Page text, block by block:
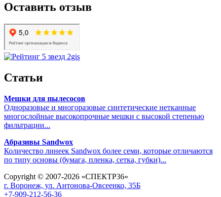
Оставить отзыв
Статьи
Мешки для пылесосов
Одноразовые и многоразовые синтетические нетканные
многослойные высокопрочные мешки с высокой степенью
фильтрации...
Абразивы Sandwox
Количество линеек Sandwox более семи, которые отличаются
по типу основы (бумага, пленка, сетка, губки)...
Copyright © 2007-2026 «СПЕКТР36»
г. Воронеж, ул. Антонова-Овсеенко, 35Б
+7-909-212-56-36